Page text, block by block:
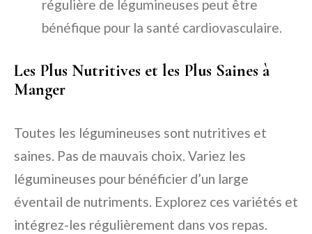
régulière de légumineuses peut être
bénéfique pour la santé cardiovasculaire.
Les Plus Nutritives et les Plus Saines à
Manger
Toutes les légumineuses sont nutritives et
saines. Pas de mauvais choix. Variez les
légumineuses pour bénéficier d’un large
éventail de nutriments. Explorez ces variétés et
intégrez-les régulièrement dans vos repas.